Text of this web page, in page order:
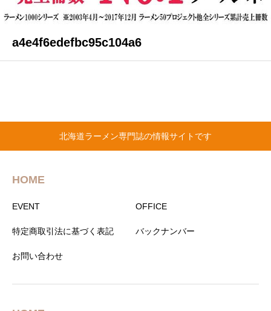
a4e4f6edefbc95c104a6
北海道ラーメン専門誌の情報サイトです
HOME
EVENT OFFICE
特定商取引法に基づく表記 バックナンバー
お問い合わせ